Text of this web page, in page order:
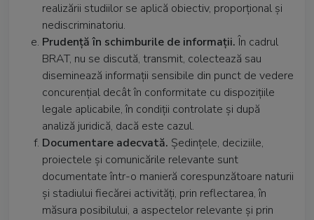
realizării studiilor se aplică obiectiv, proporțional și
nediscriminatoriu.
Prudență în schimburile de informații.În cadrul
BRAT, nu se discută, transmit, colectează sau
diseminează informații sensibile din punct de vedere
concurențial decât în conformitate cu dispozițiile
legale aplicabile, în condiții controlate și după
analiză juridică, dacă este cazul.
Documentare adecvată. Ședințele, deciziile,
proiectele și comunicările relevante sunt
documentate într-o manieră corespunzătoare naturii
și stadiului fiecărei activități, prin reflectarea, în
măsura posibilului, a aspectelor relevante și prin